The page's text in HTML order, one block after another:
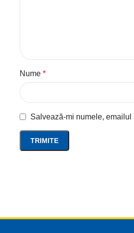
Nume *
Salvează-mi numele,